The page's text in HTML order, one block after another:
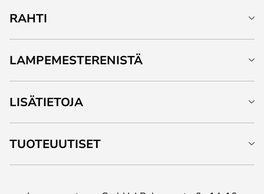
RAHTI
LAMPEMESTERENISTÄ
LISÄTIETOJA
TUOTEUUTISET